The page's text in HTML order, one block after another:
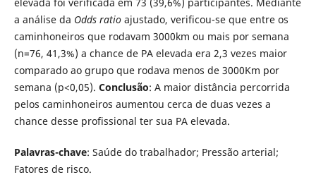
elevada foi verificada em 73 (39,6%) participantes. Mediante
a análise da Odds ratioajustado, verificou-se que entre os
caminhoneiros que rodavam 3000km ou mais por semana
(n=76, 41,3%) a chance de PA elevada era 2,3 vezes maior
comparado ao grupo que rodava menos de 3000Km por
semana (p<0,05). Conclusão: A maior distância percorrida
pelos caminhoneiros aumentou cerca de duas vezes a
chance desse profissional ter sua PA elevada.
Palavras-chave: Saúde do trabalhador; Pressão arterial;
Fatores de risco.